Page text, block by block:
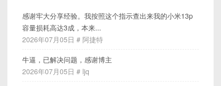
感谢牢大分享经验。我按照这个指示查出来我的小米13p
容量损耗高达3成，本来...
2026年07月05日 # 阿捷特
牛逼，已解决问题，感谢博主
2026年07月05日 # ljq